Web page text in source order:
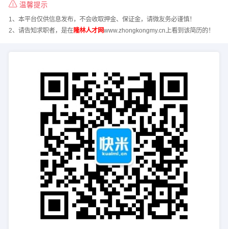
温馨提示
1、本平台仅供信息发布，不会收取押金、保证金，请微友务必谨慎！
2、请告知求职者，是在隆林人才网www.zhongkongmy.cn上看到该简历的！